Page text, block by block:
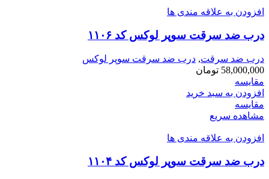
افزودن به علاقه مندی ها
درب ضد سرقت سوپر لوکس کد ۱۱۰۶
درب ضد سرقت, درب ضد سرقت سوپر لوکس
58,000,000 تومان
مقایسه
افزودن به سبد خرید
مقایسه
مشاهده سریع
افزودن به علاقه مندی ها
درب ضد سرقت سوپر لوکس کد ۱۱۰۴